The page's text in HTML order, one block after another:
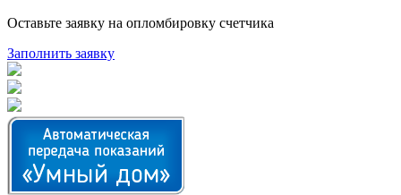
Оставьте заявку на опломбировку счетчика
Заполнить заявку